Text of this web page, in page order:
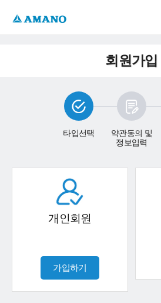
회원가입
타입선택
약관동의 및
정보입력
개인회원
가입하기